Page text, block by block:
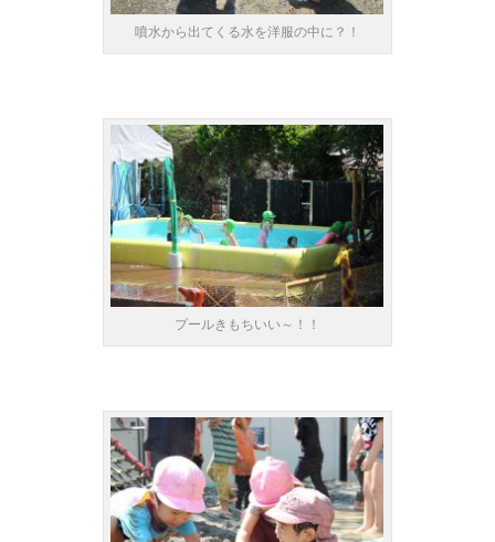
噴水から出てくる水を洋服の中に？！
プールきもちいい～！！